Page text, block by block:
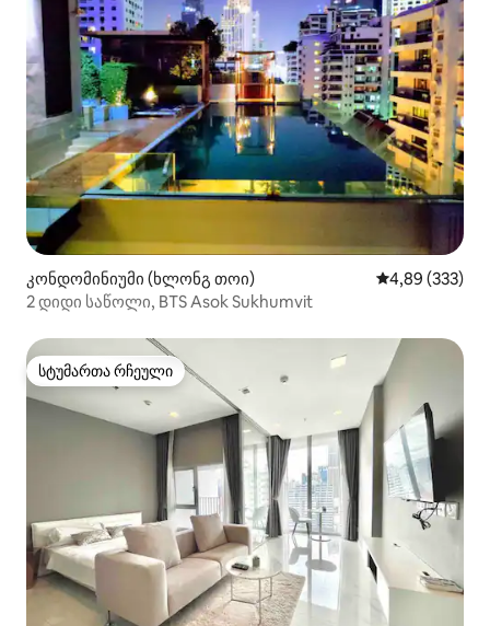
კონდომინიუმი (ხლონგ თოი) საშუალო
4,89 (333)
2 დიდი საწოლი, BTS Asok Sukhumvit
სტუმართა რჩეული
სტუმართა რჩეული